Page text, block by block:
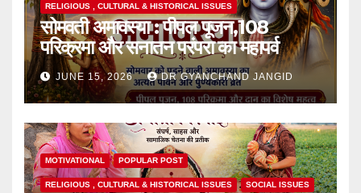
RELIGIOUS , CULTURAL & HISTORICAL ISSUES
सोमवती अमावस्या : पीपल पूजन,108
परिक्रमा और सनातन परंपरा का महापर्व
JUNE 15, 2026 DR GYANCHAND JANGID
MOTIVATIONAL POPULAR POST
RELIGIOUS , CULTURAL & HISTORICAL ISSUES SOCIAL ISSUES